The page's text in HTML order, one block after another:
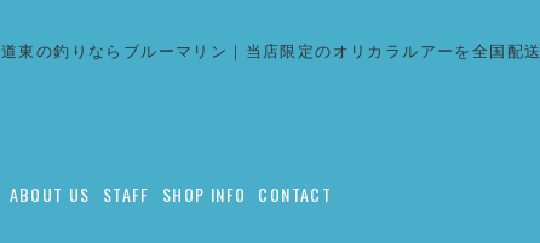
道東の釣りならブルーマリン｜当店限定のオリカラルアーを全国配送
ABOUT US STAFF SHOP INFO CONTACT